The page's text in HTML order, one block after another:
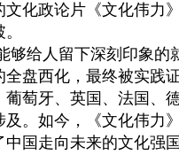
政论片《文化伟力
给人留下深刻印象的
盘西化，最终被实践
葡萄牙、英国、法国、
。如今，《文化伟力
国走向未来的文化强